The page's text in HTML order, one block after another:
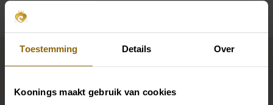
Toestemming Details Over
Koonings maakt gebruik van cookies
Maak jouw bridallook
compleet